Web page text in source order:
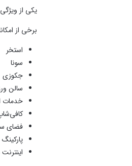
یکی از
برخی از
استخر
سونا
جکوزی
سالن
خدمات
فضای
پارکینگ